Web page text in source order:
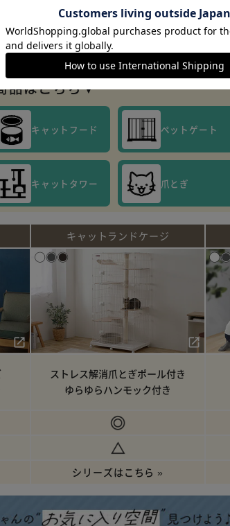
品はこちら▼
キャットフード ペットゲート
キャットタワー 爪とぎ
キャットランドケージ
ストレス解消爪とぎポール付き
ゆらゆらハンモック付き
シリーズはこちら »